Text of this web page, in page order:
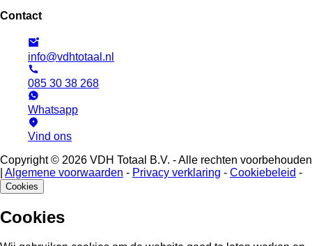
Contact
info@vdhtotaal.nl
085 30 38 268
Whatsapp
Vind ons
Copyright © 2026 VDH Totaal B.V. - Alle rechten voorbehouden
Algemene voorwaarden - Privacy verklaring - Cookiebeleid -
Cookies
Cookies